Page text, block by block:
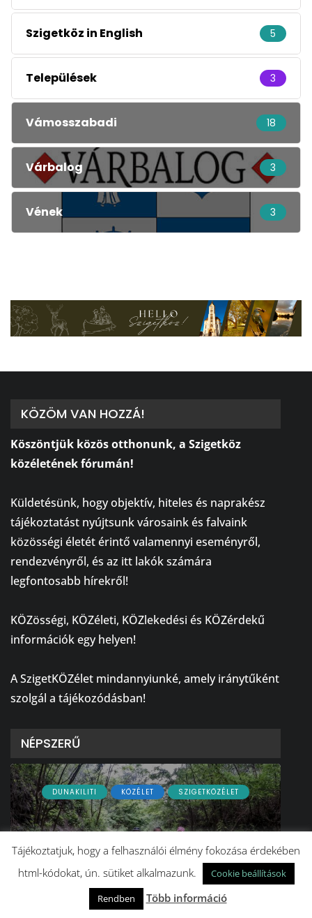
Szigetköz in English 5
Települések 3
Vámosszabadi 18
Várbalog 3
Vének 3
KÖZÖM VAN HOZZÁ!
Köszöntjük közös otthonunk, a Szigetköz
közéletének fórumán!
Küldetésünk, hogy objektív, hiteles és naprakész
tájékoztatást nyújtsunk városaink és falvaink
közösségi életét érintő valamennyi eseményről,
rendezvényről, és az itt lakók számára
legfontosabb hírekről!
KÖZösségi, KÖZéleti, KÖZlekedési és KÖZérdekű
információk egy helyen!
A SzigetKÖZélet mindannyiunké, amely iránytűként
szolgál a tájékozódásban!
NÉPSZERŰ
DUNAKILITI KÖZÉLET SZIGETKÖZÉLET
Tájékoztatjuk, hogy a felhasználói élmény fokozása érdekében
html-kódokat, ún. sütiket alkalmazunk.
Cookie beállítások
Rendben
Több információ